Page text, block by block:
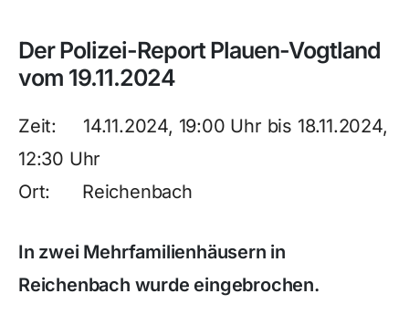
Der Polizei-Report Plauen-Vogtland
vom 19.11.2024
Zeit: 14.11.2024, 19:00 Uhr bis 18.11.2024,
12:30 Uhr
Ort: Reichenbach
In zwei Mehrfamilienhäusern in
Reichenbach wurde eingebrochen.